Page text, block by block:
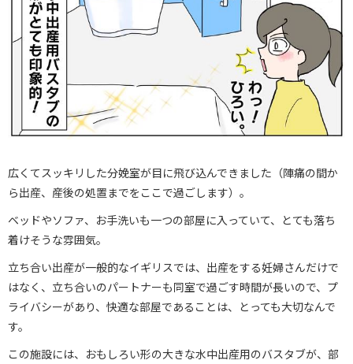
広くてスッキリした分娩室が目に飛び込んできました（陣痛の間か
ら出産、産後の処置までをここで過ごします）。
ベッドやソファ、お手洗いも一つの部屋に入っていて、とても落ち
着けそうな雰囲気。
立ち合い出産が一般的なイギリスでは、出産をする妊婦さんだけで
はなく、立ち合いのパートナーも同室で過ごす時間が長いので、プ
ライバシーがあり、快適な部屋であることは、とっても大切なんで
す。
この施設には、おもしろい形の大きな水中出産用のバスタブが、部